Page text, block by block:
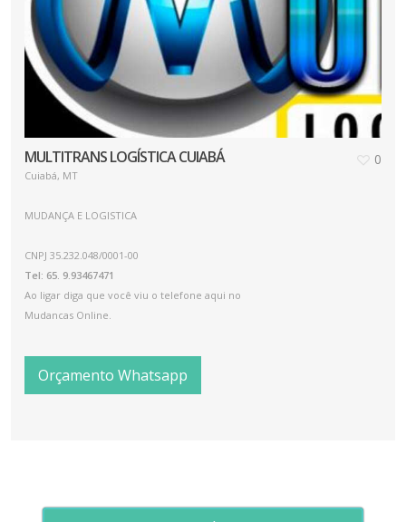
MULTITRANS LOGÍSTICA CUIABÁ
Cuiabá, MT
MUDANÇA E LOGISTICA
CNPJ 35.232.048/0001-00
Tel: 65. 9.93467471
Ao ligar diga que você viu o telefone aqui no
Mudancas Online.
Orçamento Whatsapp
0